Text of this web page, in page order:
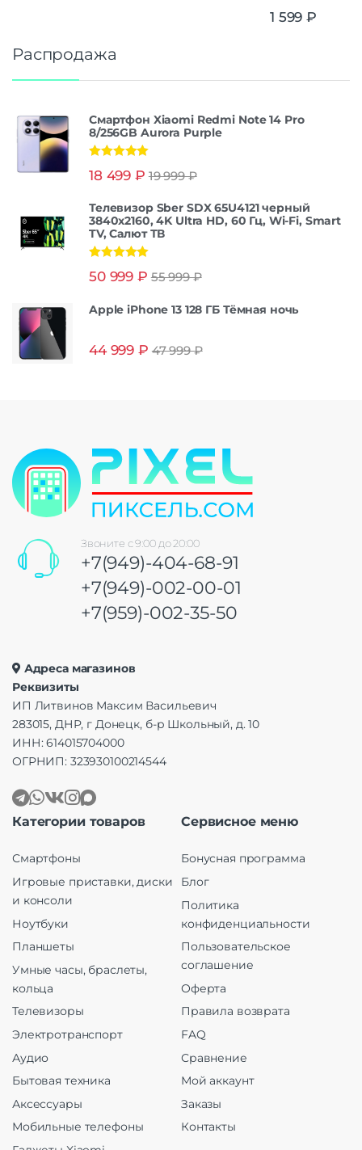
1 599 ₽
Распродажа
Смартфон Xiaomi Redmi Note 14 Pro
8/256GB Aurora Purple
из 5
18 499 ₽ 19 999₽
Телевизор Sber SDX 65U4121 черный
3840x2160, 4K Ultra HD, 60 Гц, Wi-Fi, Smart
TV, Салют ТВ
из 5
50 999 ₽ 55 999₽
Apple iPhone 13 128 ГБ Тёмная ночь
44 999 ₽ 47 999₽
Звоните с 9:00 до 20:00
+7(949)-404-68-91
+7(949)-002-00-01
+7(959)-002-35-50
Адреса магазинов
Реквизиты
ИП Литвинов Максим Васильевич
283015, ДНР, г Донецк, б-р Школьный, д. 10
ИНН: 614015704000
ОГРНИП: 323930100214544
Категории товаров
Смартфоны
Игровые приставки, диски
и консоли
Ноутбуки
Планшеты
Умные часы, браслеты,
кольца
Телевизоры
Электротранспорт
Аудио
Бытовая техника
Аксессуары
Мобильные телефоны
Сервисное меню
Бонусная программа
Блог
Политика
конфиденциальности
Пользовательское
соглашение
Оферта
Правила возврата
FAQ
Сравнение
Мой аккаунт
Заказы
Контакты